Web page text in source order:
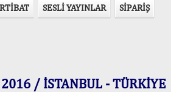
SESLİ YAYINLAR SİPARİŞ
/ İSTANBUL - TÜRKİYE